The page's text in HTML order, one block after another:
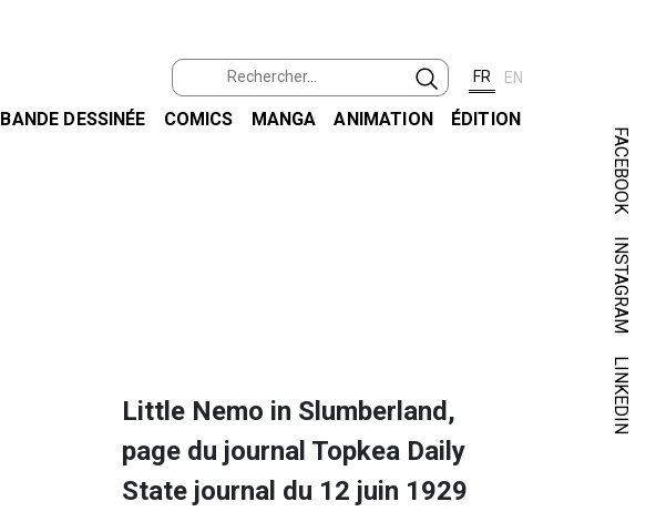
FR EN
BANDE DESSINÉE COMICS MANGA ANIMATION ÉDITION
FACEBOOK
INSTAGRAM
LINKEDIN
Little Nemo in Slumberland,
page du journal Topkea Daily
State journal du 12 juin 1929